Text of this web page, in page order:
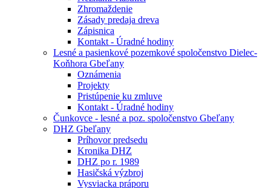
Zhromaždenie
Zásady predaja dreva
Zápisnica
Kontakt - Úradné hodiny
Lesné a pasienkové pozemkové spoločenstvo Dielec-
Koňhora Gbeľany
Oznámenia
Projekty
Pristúpenie ku zmluve
Kontakt - Úradné hodiny
Čunkovce - lesné a poz. spoločenstvo Gbeľany
DHZ Gbeľany
Príhovor predsedu
Kronika DHZ
DHZ po r. 1989
Hasičská výzbroj
Vysviacka práporu